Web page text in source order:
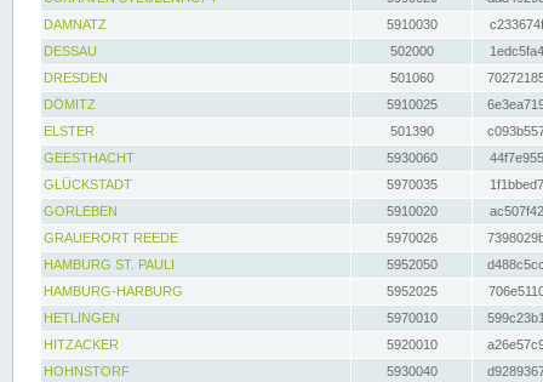
DAMNATZ
5910030
DESSAU
502000
DRESDEN
501060
DÖMITZ
5910025
ELSTER
501390
GEESTHACHT
5930060
GLÜCKSTADT
5970035
GORLEBEN
5910020
GRAUERORT REEDE
5970026
HAMBURG ST. PAULI
5952050
HAMBURG-HARBURG
5952025
HETLINGEN
5970010
HITZACKER
5920010
HOHNSTORF
5930040